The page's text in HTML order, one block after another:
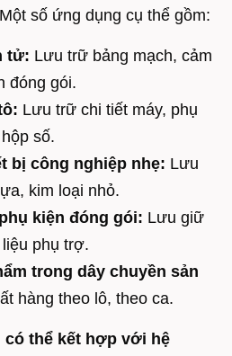
số ứng dụng cụ thể gồm:
tử: Lưu trữ bảng mạch, cảm
đóng gói.
Lưu trữ chi tiết máy, phụ
số.
bị công nghiệp nhẹ: Lưu
kim loại nhỏ.
kiện đóng gói: Lưu giữ
phụ trợ.
trong dây chuyền sản
hàng theo lô, theo ca.
có thể kết hợp với hệ